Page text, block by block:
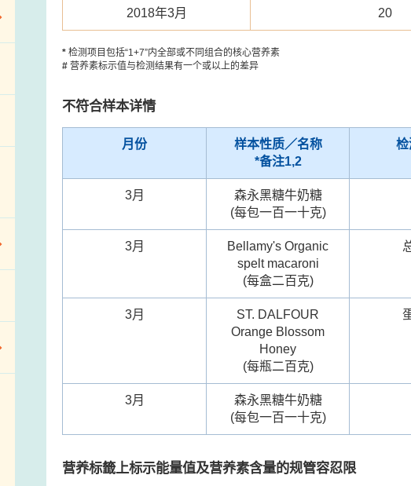
2018年3月 20
* 检测项目包括“1+7”内全部或不同组合的核心营养素
# 营养素标示值与检测结果有一个或以上的差异
不符合样本详情
月份
样本性质／名称
*备注1,2
检
3月
森永黑糖牛奶糖
(每包一百一十克)
3月
Bellamy's Organic
spelt macaroni
(每盒二百克)
3月
ST. DALFOUR
Orange Blossom
Honey
(每瓶二百克)
3月
森永黑糖牛奶糖
(每包一百一十克)
营养标籤上标示能量值及营养素含量的规管容忍限